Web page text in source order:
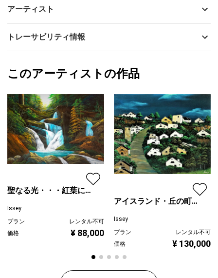
制作年
アクリル
カラー
青
ジャンル
風景画
配送目安
二週間以内
アーティスト
Issey
フォローする
トレーサビリティ情報
Issey
このアーティストの作品
聖なる光・・・紅葉に注
Issey
プラン
レンタル不可
価格
¥ 88,000
アイスランド・丘の町並
Issey
プラン
レンタル不可
価格
¥ 130,000